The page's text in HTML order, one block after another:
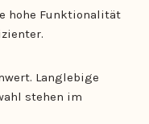
hohe Funktionalität
Langlebige
stehen im